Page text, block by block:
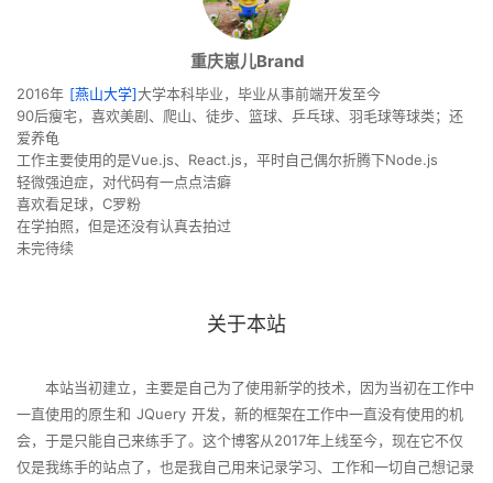
重庆崽儿Brand
2016年 [燕山大学]大学本科毕业，毕业从事前端开发至今
90后瘦宅，喜欢美剧、爬山、徒步、篮球、乒乓球、羽毛球等球类；还
爱养龟
工作主要使用的是Vue.js、React.js，平时自己偶尔折腾下Node.js
轻微强迫症，对代码有一点点洁癖
喜欢看足球，C罗粉
在学拍照，但是还没有认真去拍过
未完待续
关于本站
本站当初建立，主要是自己为了使用新学的技术，因为当初在工作中
一直使用的原生和 JQuery 开发，新的框架在工作中一直没有使用的机
会，于是只能自己来练手了。这个博客从2017年上线至今，现在它不仅
仅是我练手的站点了，也是我自己用来记录学习、工作和一切自己想记录